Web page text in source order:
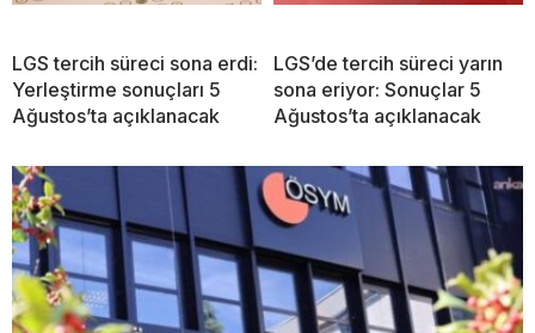
LGS tercih süreci sona erdi:
Yerleştirme sonuçları 5
Ağustos’ta açıklanacak
LGS’de tercih süreci yarın
sona eriyor: Sonuçlar 5
Ağustos’ta açıklanacak